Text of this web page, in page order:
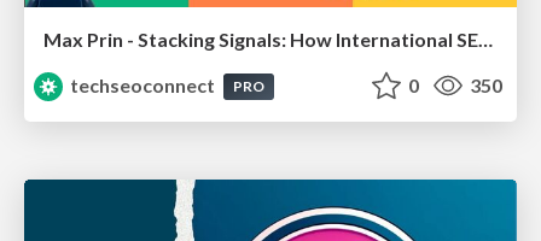
Max Prin - Stacking Signals: How International SEO Comes Together (And Falls Apart)
techseoconnect
PRO 0 350